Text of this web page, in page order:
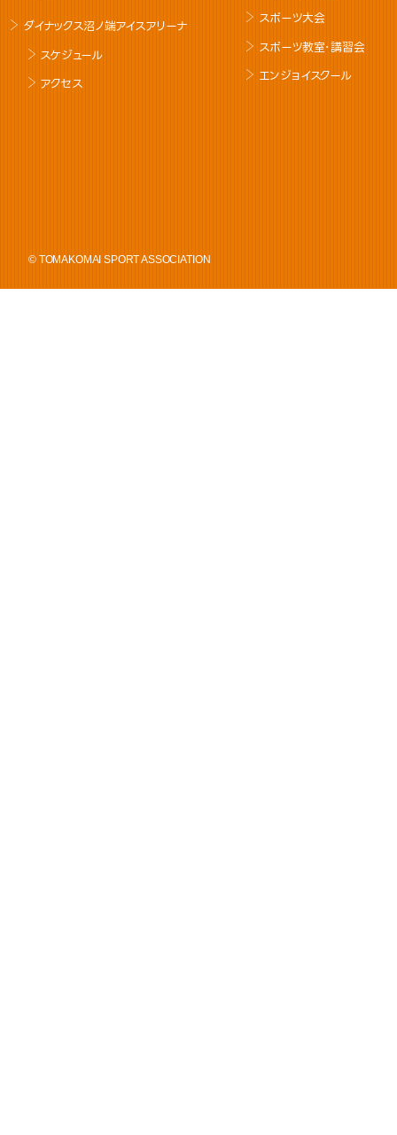
ダイナックス沼ノ端アイスアリーナ
スケジュール
アクセス
スポーツ大会
スポーツ教室･講習会
エンジョイスクール
© TOMAKOMAI SPORT ASSOCIATION